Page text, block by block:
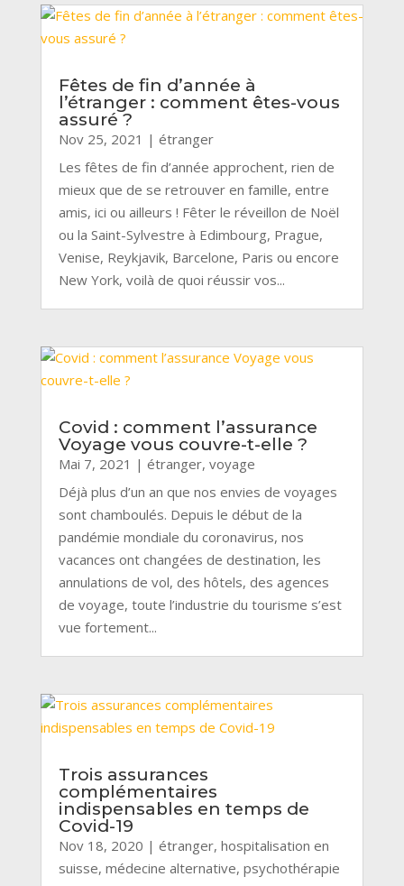
Fêtes de fin d’année à
l’étranger : comment êtes-vous
assuré ?
Nov 25, 2021 | étranger
Les fêtes de fin d’année approchent, rien de
mieux que de se retrouver en famille, entre
amis, ici ou ailleurs ! Fêter le réveillon de Noël
ou la Saint-Sylvestre à Edimbourg, Prague,
Venise, Reykjavik, Barcelone, Paris ou encore
New York, voilà de quoi réussir vos...
Covid : comment l’assurance
Voyage vous couvre-t-elle ?
Mai 7, 2021 | étranger, voyage
Déjà plus d’un an que nos envies de voyages
sont chamboulés. Depuis le début de la
pandémie mondiale du coronavirus, nos
vacances ont changées de destination, les
annulations de vol, des hôtels, des agences
de voyage, toute l’industrie du tourisme s’est
vue fortement...
Trois assurances
complémentaires
indispensables en temps de
Covid-19
Nov 18, 2020 | étranger, hospitalisation en
suisse, médecine alternative, psychothérapie